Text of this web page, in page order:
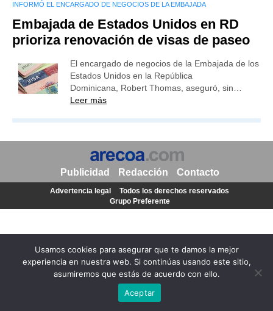
INFORMÓ EL ENCARGADO DE NEGOCIOS DE LA EMBAJADA
Embajada de Estados Unidos en RD
prioriza renovación de visas de paseo
El encargado de negocios de la Embajada de los
Estados Unidos en la República
Dominicana, Robert Thomas, aseguró, sin…
Leer más
Usamos cookies para asegurar que te damos la mejor
experiencia en nuestra web. Si continúas usando este sitio,
asumiremos que estás de acuerdo con ello.
Aceptar
Publicidad Redacción Contacto
Advertencia legal
Todos los derechos reservados
Grupo Preferente